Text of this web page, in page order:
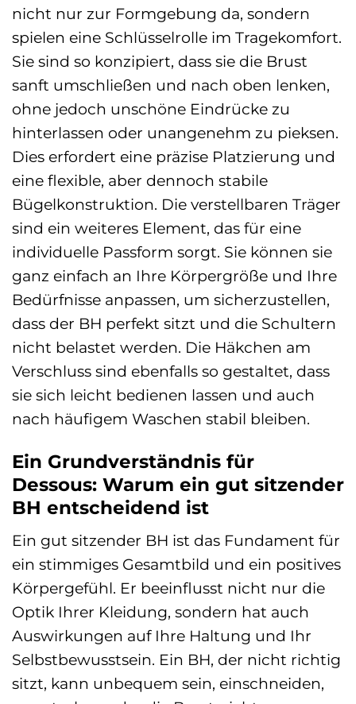
nicht nur zur Formgebung da, sondern
spielen eine Schlüsselrolle im Tragekomfort.
Sie sind so konzipiert, dass sie die Brust
sanft umschließen und nach oben lenken,
ohne jedoch unschöne Eindrücke zu
hinterlassen oder unangenehm zu pieksen.
Dies erfordert eine präzise Platzierung und
eine flexible, aber dennoch stabile
Bügelkonstruktion. Die verstellbaren Träger
sind ein weiteres Element, das für eine
individuelle Passform sorgt. Sie können sie
ganz einfach an Ihre Körpergröße und Ihre
Bedürfnisse anpassen, um sicherzustellen,
dass der BH perfekt sitzt und die Schultern
nicht belastet werden. Die Häkchen am
Verschluss sind ebenfalls so gestaltet, dass
sie sich leicht bedienen lassen und auch
nach häufigem Waschen stabil bleiben.
Ein Grundverständnis für
Dessous: Warum ein gut sitzender
BH entscheidend ist
Ein gut sitzender BH ist das Fundament für
ein stimmiges Gesamtbild und ein positives
Körpergefühl. Er beeinflusst nicht nur die
Optik Ihrer Kleidung, sondern hat auch
Auswirkungen auf Ihre Haltung und Ihr
Selbstbewusstsein. Ein BH, der nicht richtig
sitzt, kann unbequem sein, einschneiden,